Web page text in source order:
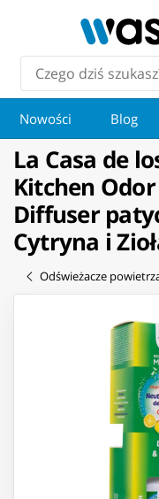
Nowości Blog
La Casa de
Kitchen
Diffuser
Cytryna i
Odświeżacze